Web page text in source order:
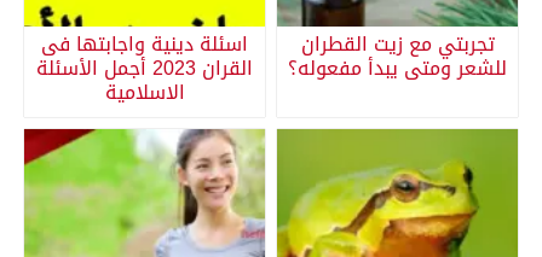
تجربتي مع زيت القطران
للشعر ومتى يبدأ مفعوله؟
اسئلة دينية واجابتها فى
القران 2023 أجمل الأسئلة
الاسلامية